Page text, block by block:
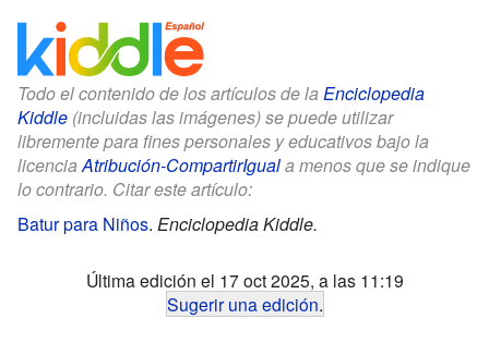
Todo el contenido de los artículos de la Enciclopedia
Kiddle (incluidas las imágenes) se puede utilizar
libremente para fines personales y educativos bajo la
licenciaAtribución-CompartirIguala menos que se indique
lo contrario. Citar este artículo:
Batur para Niños. Enciclopedia Kiddle.
Última edición el 17 oct 2025, a las 11:19
Sugerir una edición.